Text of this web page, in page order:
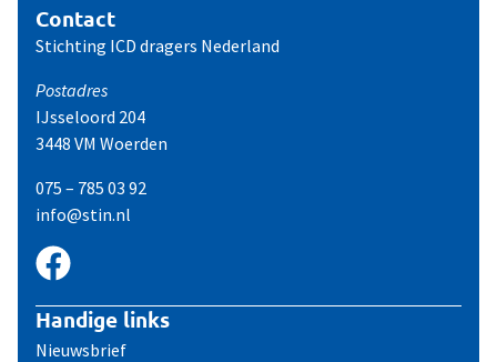
Contact
Stichting ICD dragers Nederland
Postadres
IJsseloord 204
3448 VM Woerden
075 – 785 03 92
info@stin.nl
Handige links
Nieuwsbrief